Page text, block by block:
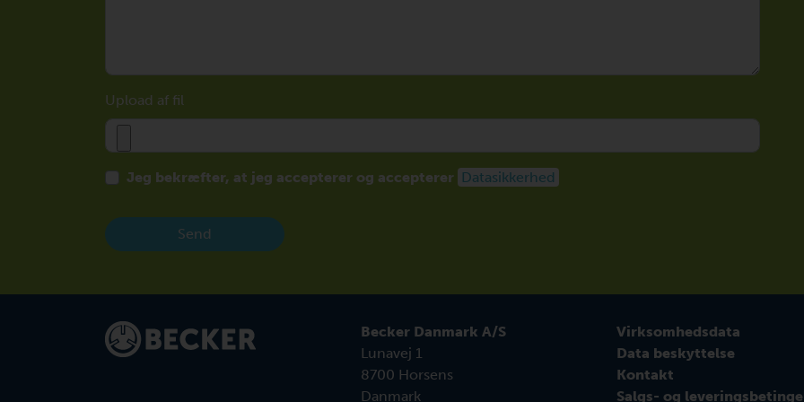
Upload af fil
Jeg bekræfter, at jeg accepterer og accepterer Datasikkerhed
Send
Becker Danmark A/S
Lunavej 1
8700 Horsens
Danmark
Virksomhedsdata
Data beskyttelse
Kontakt
Salgs- og